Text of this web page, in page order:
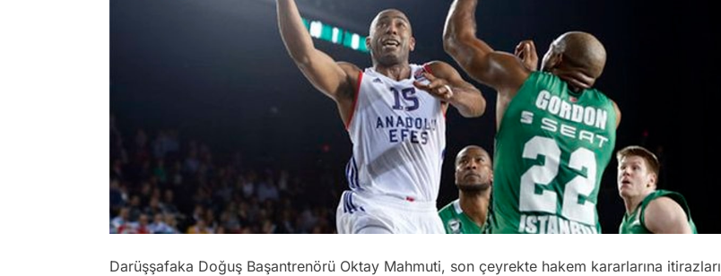
Darüşşafaka Doğuş Başantrenörü Oktay Mahmuti, son çeyrekte hakem kararlarına itirazları